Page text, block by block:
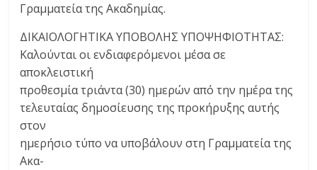
Γραμματεία της Ακαδημίας.
ΔΙΚΑΙΟΛΟΓΗΤΙΚΑ ΥΠΟΒΟΛΗΣ ΥΠΟΨΗΦΙΟΤΗΤΑΣ:
Καλούνται οι ενδιαφερόμενοι μέσα σε
αποκλειστική
προθεσμία τριάντα (30) ημερών από την ημέρα της
τελευταίας δημοσίευσης της προκήρυξης αυτής
στον
ημερήσιο τύπο να υποβάλουν στη Γραμματεία της
Ακα-